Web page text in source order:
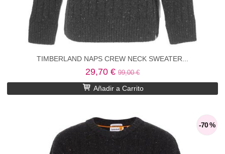
TIMBERLAND NAPS CREW NECK SWEATER...
29,70 € 99,00 €
Añadir a Carrito
-70 %